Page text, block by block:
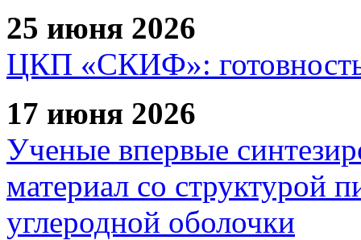
25 июня 2026
ЦКП «СКИФ»: готовность
17 июня 2026
Ученые впервые
материал со структурой
углеродной оболочки